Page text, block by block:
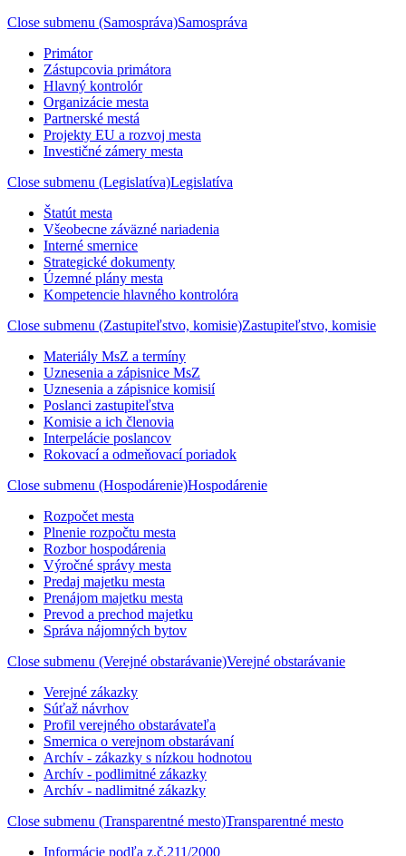
Close submenu (Samospráva)Samospráva
Primátor
Zástupcovia primátora
Hlavný kontrolór
Organizácie mesta
Partnerské mestá
Projekty EU a rozvoj mesta
Investičné zámery mesta
Close submenu (Legislatíva)Legislatíva
Štatút mesta
Všeobecne záväzné nariadenia
Interné smernice
Strategické dokumenty
Územné plány mesta
Kompetencie hlavného kontrolóra
Close submenu (Zastupiteľstvo, komisie)Zastupiteľstvo, komisie
Materiály MsZ a termíny
Uznesenia a zápisnice MsZ
Uznesenia a zápisnice komisií
Poslanci zastupiteľstva
Komisie a ich členovia
Interpelácie poslancov
Rokovací a odmeňovací poriadok
Close submenu (Hospodárenie)Hospodárenie
Rozpočet mesta
Plnenie rozpočtu mesta
Rozbor hospodárenia
Výročné správy mesta
Predaj majetku mesta
Prenájom majetku mesta
Prevod a prechod majetku
Správa nájomných bytov
Close submenu (Verejné obstarávanie)Verejné obstarávanie
Verejné zákazky
Súťaž návrhov
Profil verejného obstarávateľa
Smernica o verejnom obstarávaní
Archív - zákazky s nízkou hodnotou
Archív - podlimitné zákazky
Archív - nadlimitné zákazky
Close submenu (Transparentné mesto)Transparentné mesto
Informácie podľa z.č.211/2000